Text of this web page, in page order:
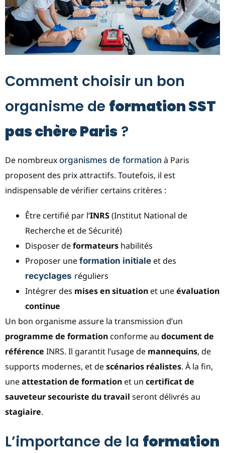
Comment choisir un bon
organisme de formation SST
pas chère Paris ?
De nombreux organismes de formation à Paris
proposent des prix attractifs. Toutefois, il est
indispensable de vérifier certains critères :
Être certifié par l’INRS(Institut National de
Recherche et de Sécurité)
Disposer deformateurs habilités
Proposer une formation initiale et des
recyclages réguliers
Intégrer des mises en situation et uneévaluation
continue
Un bon organisme assure la transmission d’un
programme de formation conforme au document de
référence INRS. Il garantit l’usage de mannequins, de
supports modernes, et descénarios réalistes. À la fin,
uneattestation de formation et un certificat de
sauveteur secouriste du travail seront délivrés au
stagiaire.
L’importance de la formation